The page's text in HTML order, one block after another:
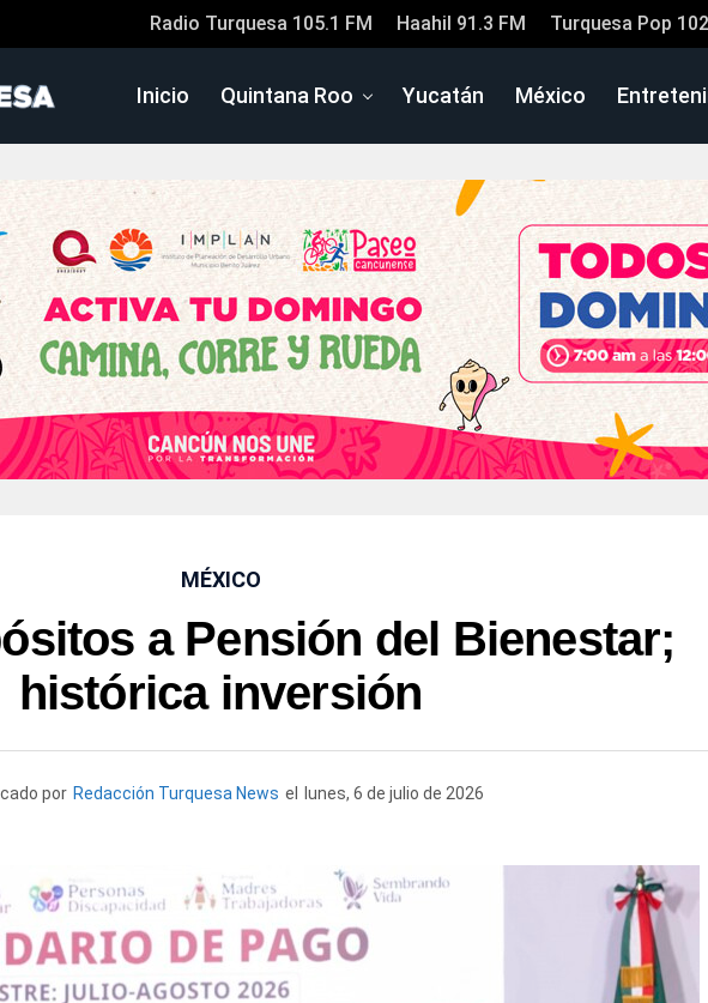
Radio Turquesa 105.1 FM Haahil 91.3 FM Turquesa Pop
Inicio Quintana Roo Yucatán México
MÉXICO
a Pensión del Bienestar;
histórica inversión
por Redacción Turquesa News el lunes, 6 de julio de 2026